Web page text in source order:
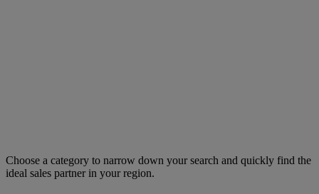
Choose a category to narrow down your search and quickly find the
ideal sales partner in your region.